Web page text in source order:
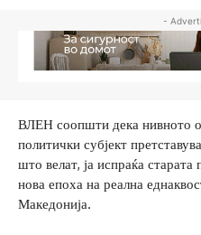
-
ВЛЕН соопшти дека нивното
политички субјект
што велат, ја испраќа
нова епоха на реална
Македонија.